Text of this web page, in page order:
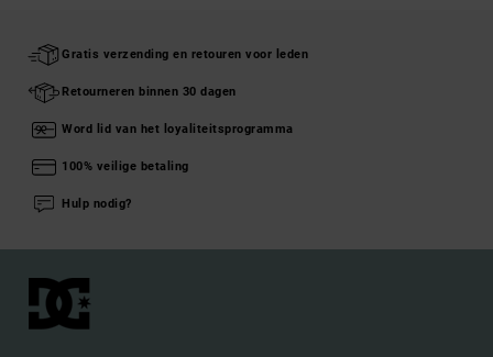
Gratis verzending en retouren voor leden
Retourneren binnen 30 dagen
Word lid van het loyaliteitsprogramma
100% veilige betaling
Hulp nodig?